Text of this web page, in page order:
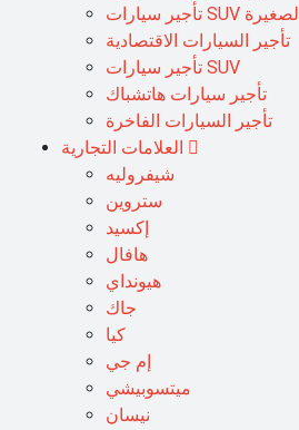
تأجير سيارات SUV الصغيرة
تأجير السيارات الاقتصادية
تأجير سيارات SUV
تأجير سيارات هاتشباك
تأجير السيارات الفاخرة
شيفروليه
ستروين
إكسيد
هافال
هيونداي
جاك
كيا
إم جي
ميتسوبيشي
نيسان